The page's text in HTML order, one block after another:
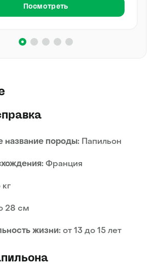
Посмотреть
название породы: Папильон
Франция
кг
28 см
жизни: от 13 до 15 лет